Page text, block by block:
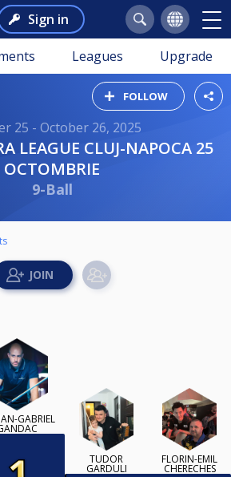
Sign in
Leagues Upgrade
FOLLOW
25 - October 26, 2025
OCTOMBRIE
9-Ball
GABRIEL
TUDOR
GARDULI
FLORIN-EMIL
CHERECHES